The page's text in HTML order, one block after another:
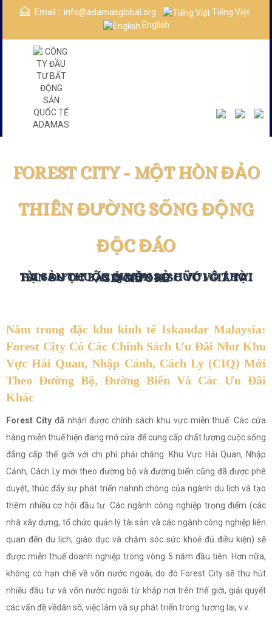
Email : info@adamasglobal.org
Tiếng Việt
English
FOREST CITY - MỘT HÒN ĐẢO
THIÊN ĐƯỜNG SỐNG ĐỘNG
ĐỘC ĐÁO
TÀI SẢN THUỘC QUYỀN SỞ HỮU VÔ THỜI HẠN ĐƯỢC BÁN Ở MỨC ¼ SO VỚI GIÁ TẠI SINGAPORE
Nằm trong đặc khu kinh tế Iskandar Malaysia:
Forest City Có Các Chính Sách Ưu Đãi Như Khu
Vực Hải Quan, Nhập Cảnh, Cách Ly (CIQ) Mới
Theo Đường Bộ, Đường Biển Và Các Ưu Đãi
Khác
Forest Cityđã nhận được chính sách khu vực miễn thuế. Các cửa
hàng miễn thuế hiện đang mở cửa để cung cấp chất lượng cuộc sống
đẳng cấp thế giới với chi phí phải chăng. Khu Vực Hải Quan, Nhập
Cảnh, Cách Ly mới theo đường bộ và đường biển cũng đã được phê
duyệt, thúc đẩy sự phát triển nahnh chóng của ngành du lịch và tạo
thêm nhiều cơ hội đầu tư. Các ngành công nghiệp trọng điểm (các
nhà xây dựng, tổ chức quản lý tài sản và các ngành công nghiệp liên
quan đến du lịch, giáo dục và chăm sóc sức khoẻ đủ điều kiện) sẽ
được miễn thuế doanh nghiệp trong vòng 5 năm đầu tiên. Hơn nữa,
không có hạn chế về vốn nước ngoài, do đó Forest City sẽ thu hút
nhiều đầu tư và vốn nước ngoài từ khắp nơi trên thế giới, giải quyết
các vấn đề vềdân số, việc làm và sự phát triển trong tương lai, v.v.